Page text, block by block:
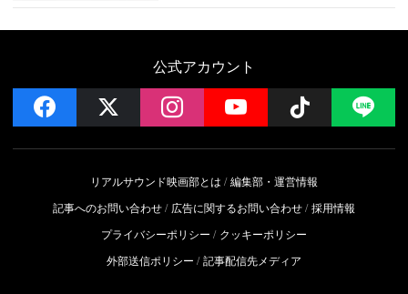
公式アカウント
facebook instagramYouTube Follow
リアルサウンド映画部とは
編集部・運営情報
記事へのお問い合わせ
広告に関するお問い合わせ 採用情報
プライバシーポリシー
クッキーポリシー
外部送信ポリシー
記事配信先メディア